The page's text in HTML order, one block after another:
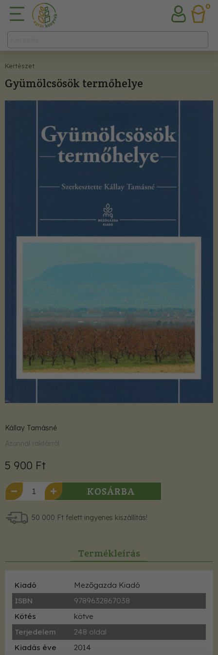
0
Kertészet
Gyümölcsösök termőhelye
Kállay Tamásné
Azonnal raktárról
5 900 Ft
KOSÁRBA
50 000 Ft felett ingyenes kiszállítás!
Termékleírás
Kiadó
Mezőgazda Kiadó
ISBN
9789632867038
Kötés
kötve
Terjedelem
248 oldal
Kiadás éve
2014